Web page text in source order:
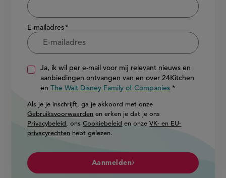
E-mailadres
Ja, ik wil per e-mail voor mij relevant nieuws en
aanbiedingen ontvangen van en over 24Kitchen
enThe Walt Disney Family of Companies
Als je je inschrijft, ga je akkoord met onze
Gebruiksvoorwaarden en erken je dat je ons
Privacybeleid , onsCookiebeleid en onzeVK- en EU-
privacyrechten hebt gelezen.
Aanmelden